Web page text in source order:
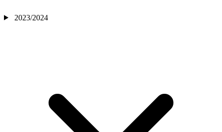
2023/2024